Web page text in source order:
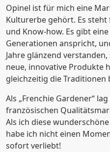
Opinel ist für mich eine
Kulturerbe gehört. Es
und Know-how. Es gibt
Generationen anspricht,
Jahre glänzend
neue, innovative Produkte
gleichzeitig die Traditionen
Als „Frenchie Gardener“
französischen
Als ich diese
habe ich nicht einen
sofort verliebt!